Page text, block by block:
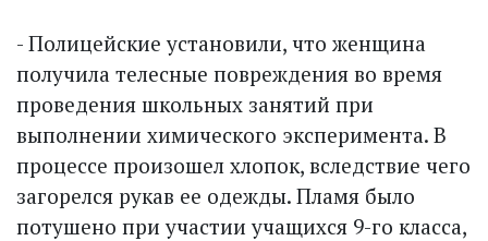
- Полицейские установили, что женщина
получила телесные повреждения во время
проведения школьных занятий при
выполнении химического эксперимента. В
процессе произошел хлопок, вследствие чего
загорелся рукав ее одежды. Пламя было
потушено при участии учащихся 9-го класса,